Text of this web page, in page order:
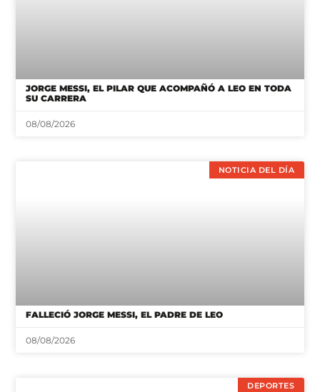
JORGE MESSI, EL PILAR QUE ACOMPAÑÓ A LEO EN TODA
SU CARRERA
08/08/2026
NOTICIA DEL DÍA
FALLECIÓ JORGE MESSI, EL PADRE DE LEO
08/08/2026
DEPORTES